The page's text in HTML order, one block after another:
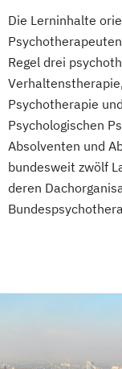
Die Lerninhalte
Regel drei
Psychotherapie
Psychologischen
Absolventen und
bundesweit zwölf
deren